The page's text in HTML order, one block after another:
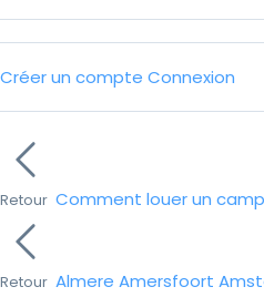
Créer un compte Connexion
Retour Comment louer un
Retour Almere Amersfoort